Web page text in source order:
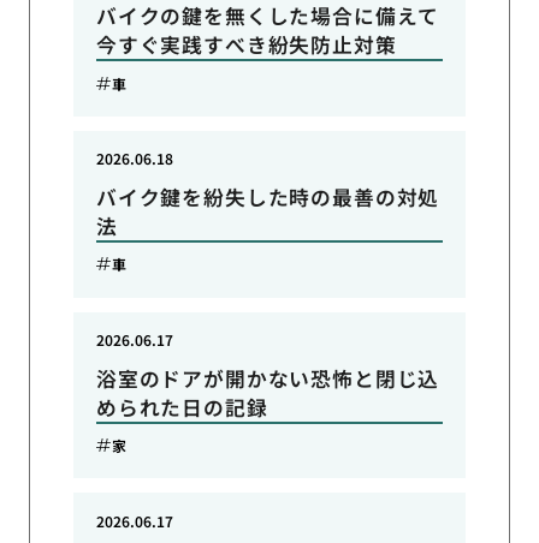
バイクの鍵を無くした場合に備えて
今すぐ実践すべき紛失防止対策
車
バイク鍵を紛失した時の最善の対処
法
2026.06.18
車
浴室のドアが開かない恐怖と閉じ込
められた日の記録
2026.06.17
家
2026.06.17